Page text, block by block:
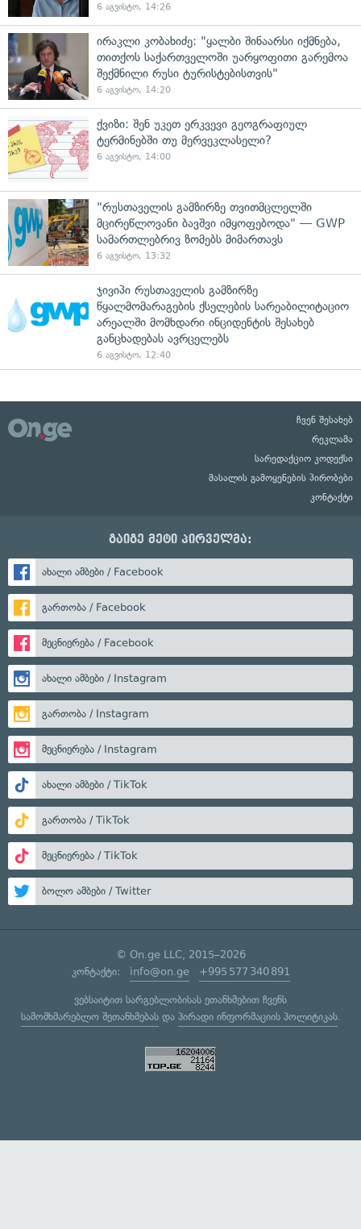
6 აგვისტო, 14:26
ირაკლი კობახიძე: "ყალბი შინაარსი იქმნება,
თითქოს საქართველოში უარყოფითი გარემოა
შექმნილი რუსი ტურისტებისთვის"
6 აგვისტო, 14:20
ქვიზი: შენ უკეთ ერკვევი გეოგრაფიულ
ტერმინებში თუ მერვეკლასელი?
6 აგვისტო, 14:00
"რუსთაველის გამზირზე თვითმცლელში
მცირეწლოვანი ბავშვი იმყოფებოდა" — GWP
სამართლებრივ ზომებს მიმართავს
6 აგვისტო, 13:32
ჯივიპი რუსთაველის გამზირზე
წყალმომარაგების ქსელების სარეაბილიტაციო
არეალში მომხდარი ინციდენტის შესახებ
განცხადებას ავრცელებს
6 აგვისტო, 12:40
ჩვენ შესახებ
რეკლამა
სარედაქციო კოდექსი
მასალის გამოყენების პირობები
კონტაქტი
გაიგე მეტი პირველმა:
ახალი ამბები / Facebook
გართობა / Facebook
მეცნიერება / Facebook
ახალი ამბები / Instagram
გართობა / Instagram
მეცნიერება / Instagram
ახალი ამბები / TikTok
გართობა / TikTok
მეცნიერება / TikTok
ბოლო ამბები / Twitter
© On.ge LLC, 2015–2026
კონტაქტი: info@on.ge +995 577 340 891
ვებსაიტით სარგებლობისას ეთანხმებით ჩვენს
სამომხმარებლო შეთანხმებასდა პირადი ინფორმაციის პოლიტიკას.